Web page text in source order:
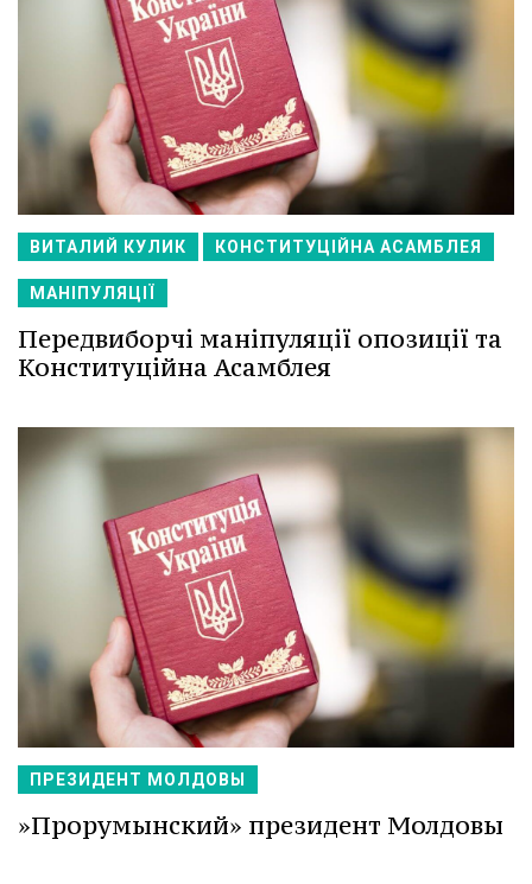
ВИТАЛИЙ КУЛИК КОНСТИТУЦІЙНА АСАМБЛЕЯ
МАНІПУЛЯЦІЇ
Передвиборчі маніпуляції опозиції та
Конституційна Асамблея
ПРЕЗИДЕНТ МОЛДОВЫ
»Прорумынский» президент Молдовы